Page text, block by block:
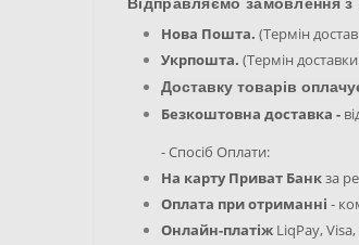
Нова Пошта. (Термін
Укрпошта. (Термін доставки
Доставку товарів
Безкоштовна доставка -
- Спосіб Оплати:
На карту Приват Банкза
Оплата при отриманні -
Онлайн-платіж LiqPay,